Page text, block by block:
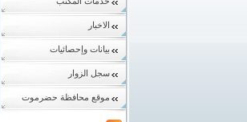
الاخبار
بيانات وإحصائيات
سجل الزوار
موقع محافظة حضرموت